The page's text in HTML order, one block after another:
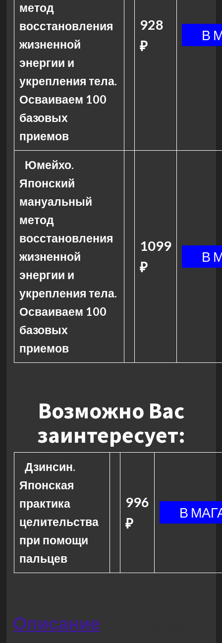
метод
восстановления
жизненной
энергии и
укрепления тела.
Осваиваем 100
базовых
приемов
928
₽
Юмейхо.
Японский
мануальный
метод
восстановления
жизненной
энергии и
укрепления тела.
Осваиваем 100
базовых
приемов
1099
₽
Возможно Вас
заинтересует:
Дзинсин.
Японская
практика
целительства
при помощи
пальцев
996
₽
Описание